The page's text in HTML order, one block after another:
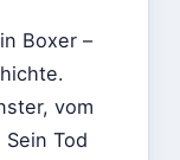
Boxer –
vom
Tod